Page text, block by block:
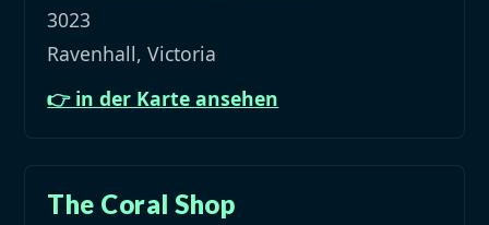
3023
Ravenhall, Victoria
👉 in der Karte ansehen
The Coral Shop